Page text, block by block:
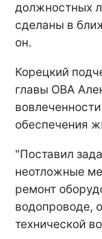
должностных
сделаны в
он.
Корецкий
главы ОВА
обеспечения
"Поставил
неотложные
ремонт
водопроводе,
технической